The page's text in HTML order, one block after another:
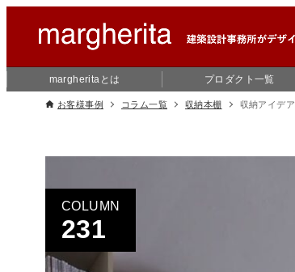
margheritaとは プロダクト一覧
お客様事例 コラム一覧 収納本棚 収納アイデ
COLUMN
231